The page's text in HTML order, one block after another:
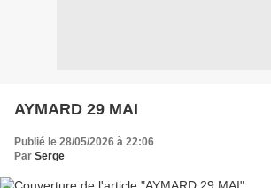
AYMARD 29 MAI
Publié le 28/05/2026 à 22:06
Par Serge